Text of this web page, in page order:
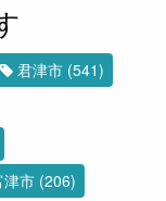
君津市 (541)
津市 (206)